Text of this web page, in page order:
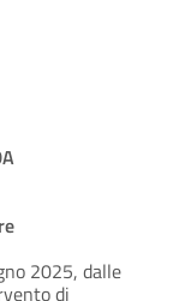
2025, dalle
di